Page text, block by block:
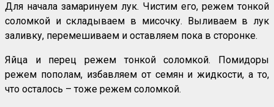
Для начала замаринуем лук. Чистим его, режем тонкой
соломкой и складываем в мисочку. Выливаем в лук
заливку, перемешиваем и оставляем пока в сторонке.
Яйца и перец режем тонкой соломкой. Помидоры
режем пополам, избавляем от семян и жидкости, а то,
что осталось – тоже режем соломкой.